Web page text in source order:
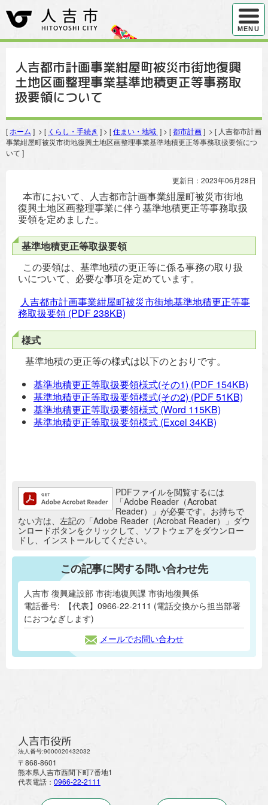
ハンバ
MENU
人吉都市計画事業紺屋町被災市街地復興
土地区画整理事業基準地積更正等事務取
扱要領について
[ ホーム ] > [ くらし・手続き ] > [住まい・地域 ] > [都市計画] > [ 人吉都市計画
事業紺屋町被災市街地復興土地区画整理事業基準地積更正等事務取扱要領につ
いて ]
更新日：2023年06月28日
本市において、人吉都市計画事業紺屋町被災市街地
復興土地区画整理事業に伴う基準地積更正等事務取扱
要領を定めました。
基準地積更正等取扱要領
この要領は、基準地積の更正等に係る事務の取り扱
いについて、必要な事項を定めています。
人吉都市計画事業紺屋町被災市街地基準地積更正等事
務取扱要領 (PDF 238KB)
様式
基準地積の更正等の様式は以下のとおりです。
基準地積更正等取扱要領様式(その1) (PDF 154KB)
基準地積更正等取扱要領様式(その2) (PDF 51KB)
基準地積更正等取扱要領様式 (Word 115KB)
基準地積更正等取扱要領様式 (Excel 34KB)
追加情報：PDFファイルPDFファイルを閲覧するには
「Adobe Reader（Acrobat
Reader）」が必要です。お持ちで
ない方は、左記の「Adobe Reader（Acrobat Reader）」ダウ
ンロードボタンをクリックして、ソフトウェアをダウンロー
ドし、インストールしてください。
この記事に関する問い合わせ先
人吉市 復興建設部 市街地復興課 市街地復興係
電話番号:
【代表】0966-22-2111 (電話交換から担当部署
におつなぎします)
メールでお問い合わせ
人吉市役所
法人番号:9000020432032
〒868-8601
熊本県人吉市西間下町7番地1
代表電話： 0966-22-2111